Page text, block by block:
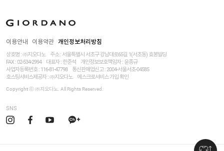
이용안내 이용약관 개인정보처리방침
상호명 : ㈜지오다노
주소 : 서울특별시 서초구 강남대로65길 1(서초동) 효봉빌딩
FAX : 02-534-2994
대표자 : 한준석 개인정보보호책임자 : 윤종규
사업자등록번호 : 116-81-47798
통신판매업신고 : 2004-서울서초-04585
호스팅서비스제공자 : ㈜지오다노
에스크로서비스 가입 확인
Copyright ⓒ ㈜지오다노. All Rights Reserved.
SNS